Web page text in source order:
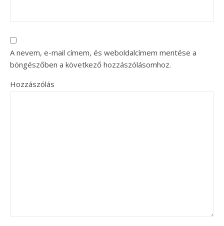
A nevem, e-mail címem, és weboldalcímem mentése a
böngészőben a következő hozzászólásomhoz.
Hozzászólás